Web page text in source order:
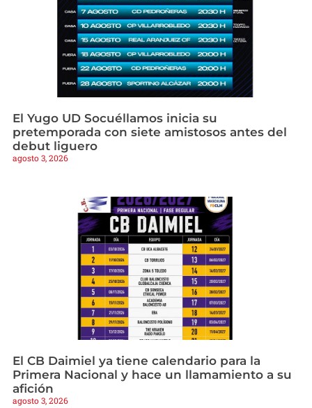
El Yugo UD Socuéllamos inicia su
pretemporada con siete amistosos antes del
debut liguero
agosto 3, 2026
El CB Daimiel ya tiene calendario para la
Primera Nacional y hace un llamamiento a su
afición
agosto 3, 2026